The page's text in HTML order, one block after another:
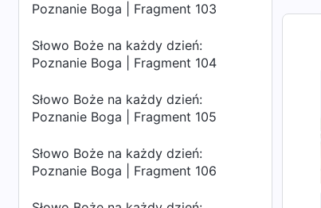
Poznanie Boga | Fragment 103
Słowo Boże na każdy dzień:
Poznanie Boga | Fragment 104
Słowo Boże na każdy dzień:
Poznanie Boga | Fragment 105
Słowo Boże na każdy dzień:
Poznanie Boga | Fragment 106